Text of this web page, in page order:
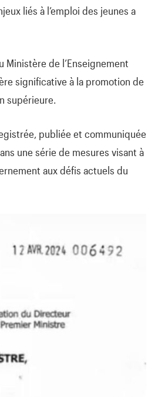
liés à l’emploi des jeunes a
Ministère de l’Enseignement
significative à la promotion de
supérieure.
publiée et communiquée
une série de mesures visant à
aux défis actuels du